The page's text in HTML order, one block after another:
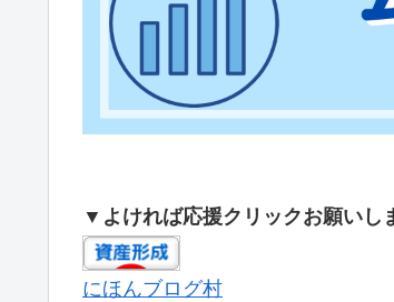
▼よければ応援クリックお願いし
にほんブログ村